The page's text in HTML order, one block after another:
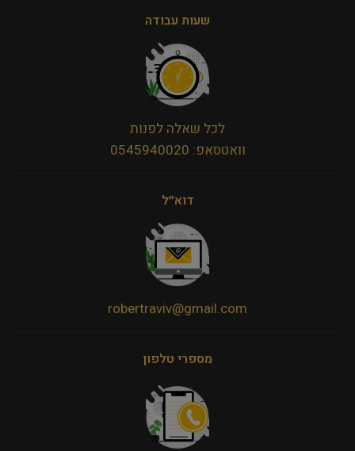
שעות עבודה
לכל שאלה לפנות
וואטסאפ: 0545940020
דוא״ל
robertraviv@gmail.com
מספרי טלפון